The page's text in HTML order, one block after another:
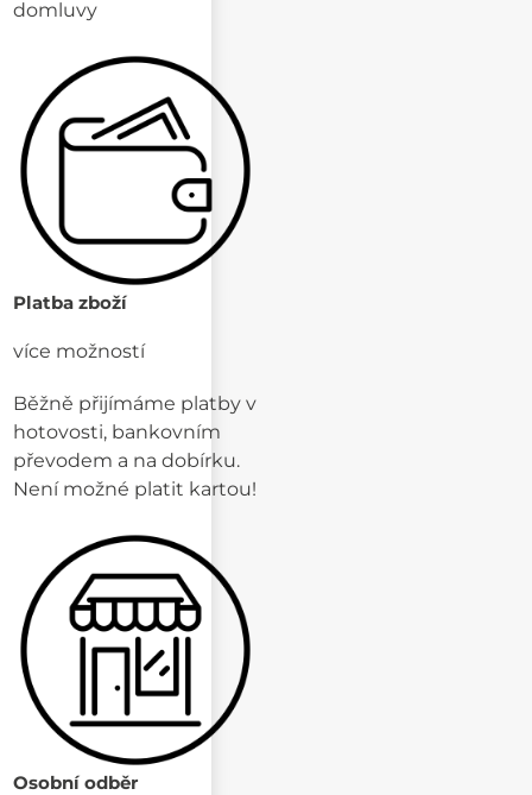
domluvy
Platba zboží
více možností
Běžně přijímáme platby v
hotovosti, bankovním
převodem a na dobírku.
Není možné platit kartou!
Osobní odběr